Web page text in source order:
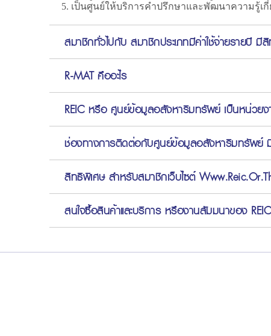
5. เป็นศูนย์ให้บริการคำปรึกษาและพัฒนาความรู้เ
สมาชิกทั่วไปกับ สมาชิกประเภทมีค่าใช้จ่ายรายปี มี
R-MAT คืออะไร
REIC หรือ ศูนย์ข้อมูลอสังหาริมทรัพย์ เป็นหน่วยง
ช่องทางการติดต่อกับศูนย์ข้อมูลอสังหาริมทรัพย์
สิทธิพิเศษ สำหรับสมาชิกเว็บไซต์
สนใจซื้อสินค้าและบริการ หรืองานสัมมนาของ